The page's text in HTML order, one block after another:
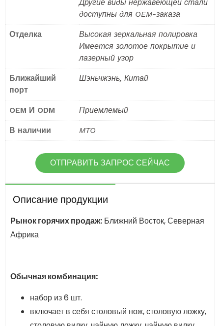
Другие виды нержавеющей стали
доступны для OEM-заказа
Отделка
Высокая зеркальная полировка
Имеется золотое покрытие и
лазерный узор
Ближайший
порт
Шэньчжэнь, Китай
OEM И ODM Приемлемый
В наличии MTO
ОТПРАВИТЬ ЗАПРОС СЕЙЧАС
Описание продукции
Рынок горячих продаж: Ближний Восток, Северная
Африка
Обычная комбинация:
набор из 6 шт.
включает в себя столовый нож, столовую ложку,